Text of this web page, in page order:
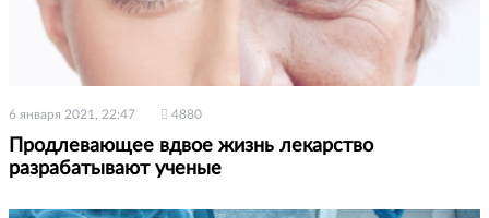
6 января 2021, 22:47 4880
Продлевающее вдвое жизнь лекарство
разрабатывают ученые